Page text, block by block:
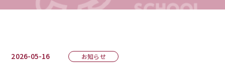
2026-05-16 お知らせ